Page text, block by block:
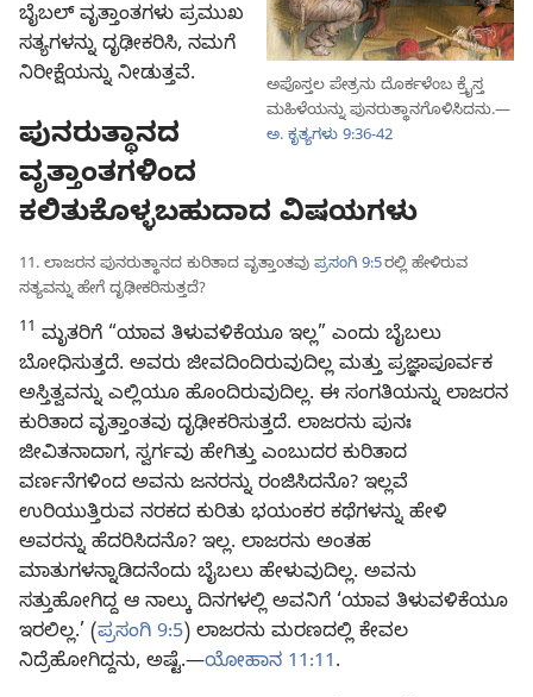
ಅಪೊಸ್ತಲ ಪೇತ್ರನು ದೊರ್ಕಳೆಂಬ ಕ್ರೈಸ್ತ
ಮಹಿಳೆಯನ್ನು ಪುನರುತ್ಥಾನಗೊಳಿಸಿದನು.—
ಅ. ಕೃತ್ಯಗಳು 9:36-42
ಬೈಬಲ್‌ ವೃತ್ತಾಂತಗಳು ಪ್ರಮುಖ
ಸತ್ಯಗಳನ್ನು ದೃಢೀಕರಿಸಿ, ನಮಗೆ
ನಿರೀಕ್ಷೆಯನ್ನು ನೀಡುತ್ತವೆ.
ಪುನರುತ್ಥಾನದ
ವೃತ್ತಾಂತಗಳಿಂದ
ಕಲಿತುಕೊಳ್ಳಬಹುದಾದ ವಿಷಯಗಳು
11. ಲಾಜರನ ಪುನರುತ್ಥಾನದ ಕುರಿತಾದ ವೃತ್ತಾಂತವು ಪ್ರಸಂಗಿ 9:5ರಲ್ಲಿ ಹೇಳಿರುವ
ಸತ್ಯವನ್ನು ಹೇಗೆ ದೃಢೀಕರಿಸುತ್ತದೆ?
11 ಮೃತರಿಗೆ “ಯಾವ ತಿಳುವಳಿಕೆಯೂ ಇಲ್ಲ” ಎಂದು ಬೈಬಲು
ಬೋಧಿಸುತ್ತದೆ. ಅವರು ಜೀವದಿಂದಿರುವುದಿಲ್ಲ ಮತ್ತು ಪ್ರಜ್ಞಾಪೂರ್ವಕ
ಅಸ್ತಿತ್ವವನ್ನು ಎಲ್ಲಿಯೂ ಹೊಂದಿರುವುದಿಲ್ಲ. ಈ ಸಂಗತಿಯನ್ನು ಲಾಜರನ
ಕುರಿತಾದ ವೃತ್ತಾಂತವು ದೃಢೀಕರಿಸುತ್ತದೆ. ಲಾಜರನು ಪುನಃ
ಜೀವಿತನಾದಾಗ, ಸ್ವರ್ಗವು ಹೇಗಿತ್ತು ಎಂಬುದರ ಕುರಿತಾದ
ವರ್ಣನೆಗಳಿಂದ ಅವನು ಜನರನ್ನು ರಂಜಿಸಿದನೊ? ಇಲ್ಲವೆ
ಉರಿಯುತ್ತಿರುವ ನರಕದ ಕುರಿತು ಭಯಂಕರ ಕಥೆಗಳನ್ನು ಹೇಳಿ
ಅವರನ್ನು ಹೆದರಿಸಿದನೊ? ಇಲ್ಲ. ಲಾಜರನು ಅಂತಹ
ಮಾತುಗಳನ್ನಾಡಿದನೆಂದು ಬೈಬಲು ಹೇಳುವುದಿಲ್ಲ. ಅವನು
ಸತ್ತುಹೋಗಿದ್ದ ಆ ನಾಲ್ಕು ದಿನಗಳಲ್ಲಿ ಅವನಿಗೆ ‘ಯಾವ ತಿಳುವಳಿಕೆಯೂ
ಇರಲಿಲ್ಲ.’ (ಪ್ರಸಂಗಿ 9:5) ಲಾಜರನು ಮರಣದಲ್ಲಿ ಕೇವಲ
ನಿದ್ರೆಹೋಗಿದ್ದನು, ಅಷ್ಟೆ.—ಯೋಹಾನ 11:11.